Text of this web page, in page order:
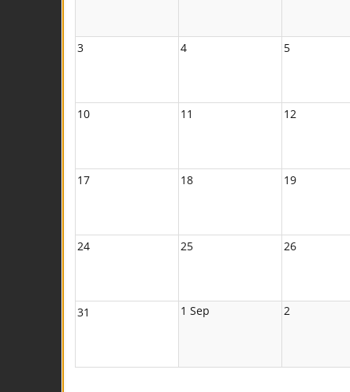
3 4 5
10 11 12
17 18 19
24 25 26
31 1 Sep 2